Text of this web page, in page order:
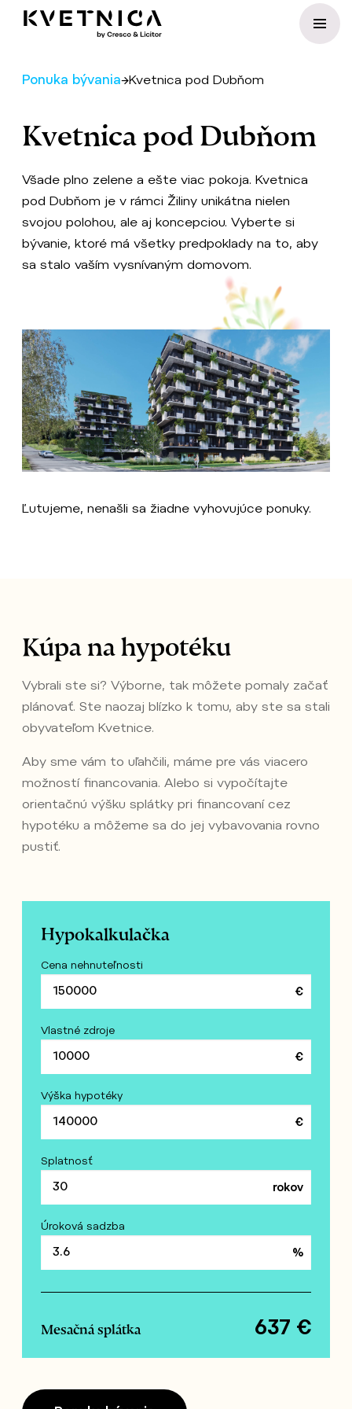
Preskočiť na obsah
Ponuka bývania→Kvetnica pod Dubňom
Kvetnica pod Dubňom
Všade plno zelene a ešte viac pokoja. Kvetnica
pod Dubňom je v rámci Žiliny unikátna nielen
svojou polohou, ale aj koncepciou. Vyberte si
bývanie, ktoré má všetky predpoklady na to, aby
sa stalo vaším vysnívaným domovom.
Ľutujeme, nenašli sa žiadne vyhovujúce ponuky.
Kúpa na hypotéku
Vybrali ste si? Výborne, tak môžete pomaly začať
plánovať. Ste naozaj blízko k tomu, aby ste sa stali
obyvateľom Kvetnice.
Aby sme vám to uľahčili, máme pre vás viacero
možností financovania. Alebo si vypočítajte
orientačnú výšku splátky pri financovaní cez
hypotéku a môžeme sa do jej vybavovania rovno
pustiť.
Hypokalkulačka
Cena nehnuteľnosti
Vlastné zdroje
Výška hypotéky
Splatnosť
Úroková sadzba
Mesačná splátka 637 €